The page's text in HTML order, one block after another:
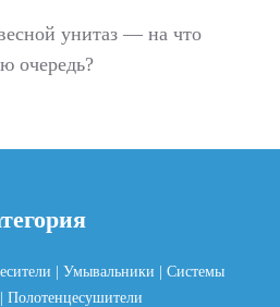
унитаз — на что
очередь?
| Умывальники
| Системы
| Полотенцесушители